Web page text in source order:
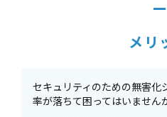
メリ
セキュリティのための無害化
率が落ちて困ってはいません